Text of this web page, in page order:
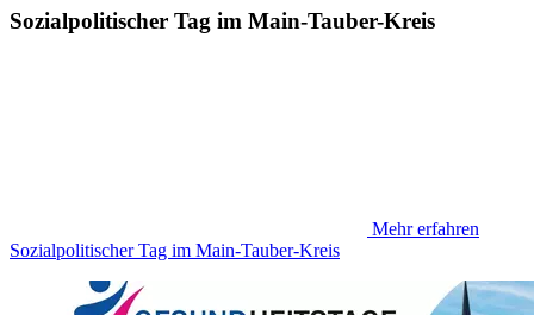
Sozialpolitischer Tag im Main-Tauber-Kreis
Mehr erfahren
Sozialpolitischer Tag im Main-Tauber-Kreis